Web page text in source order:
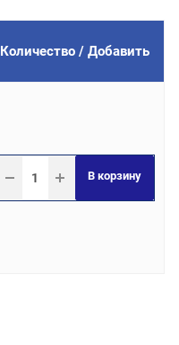
Количество / Добавить
В корзину